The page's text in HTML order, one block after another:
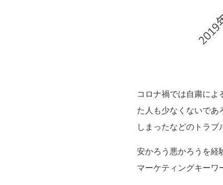
コロナ禍では自粛によ
た人も少なくないであ
しまったなどのトラブ
安かろう悪かろうを経
マーケティングキーワ